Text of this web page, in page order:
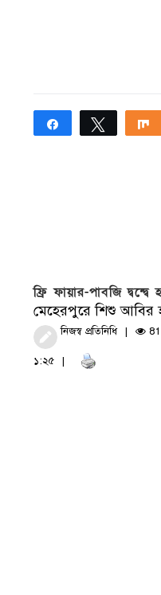
Share Tweet
ফ্রি ফায়ার-পাবজি দ্বন্দ্বে
মেহেরপুরে শিশু আবির
নিজস্ব প্রতিনিধি 81
১:২৫